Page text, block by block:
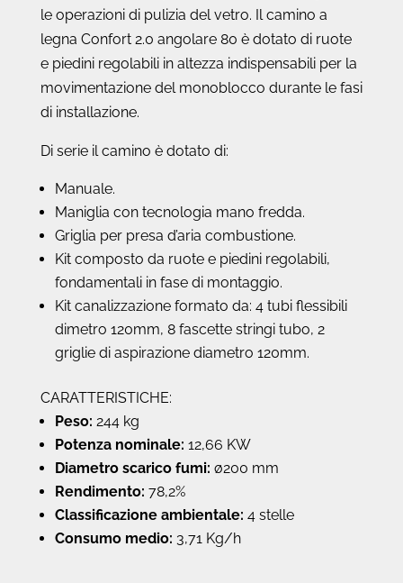
le operazioni di pulizia del vetro. Il camino a
legna Confort 2.0 angolare 80 è dotato di ruote
e piedini regolabili in altezza indispensabili per la
movimentazione del monoblocco durante le fasi
di installazione.
Di serie il camino è dotato di:
Manuale.
Maniglia con tecnologia mano fredda.
Griglia per presa d’aria combustione.
Kit composto da ruote e piedini regolabili,
fondamentali in fase di montaggio.
Kit canalizzazione formato da: 4 tubi flessibili
dimetro 120mm, 8 fascette stringi tubo, 2
griglie di aspirazione diametro 120mm.
CARATTERISTICHE:
Peso: 244 kg
Potenza nominale: 12,66 KW
Diametro scarico fumi: ø200 mm
Rendimento: 78,2%
Classificazione ambientale: 4 stelle
Consumo medio: 3,71 Kg/h